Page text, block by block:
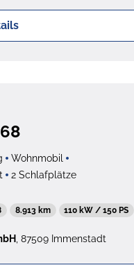
Wohnmobil
2 Schlafplätze
8.913 km 110 kW / 150 PS
, 87509 Immenstadt